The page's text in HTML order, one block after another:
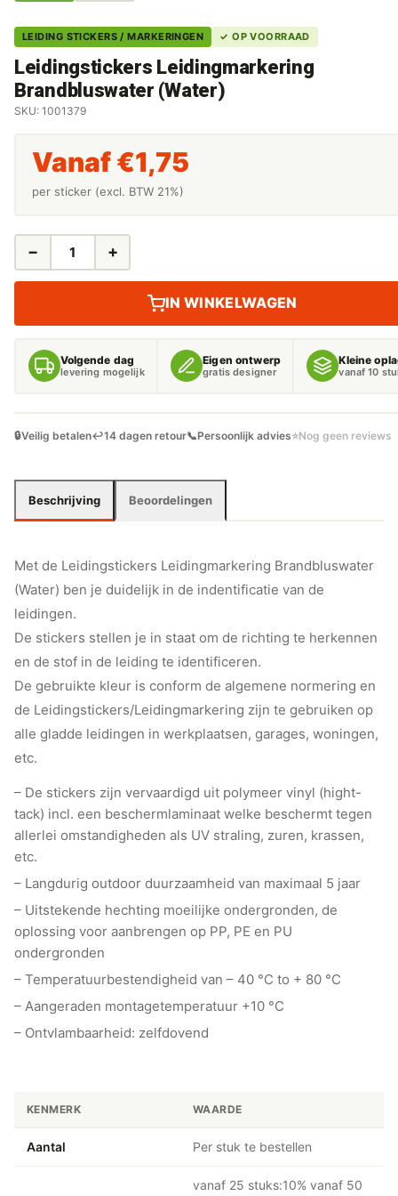
LEIDING STICKERS / MARKERINGEN ✓ OP VOORRAAD
Leidingstickers Leidingmarkering
Brandbluswater (Water)
SKU: 1001379
Vanaf €1,75
per sticker (excl. BTW 21%)
LEIDINGSTICKERS
− +
IN WINKELWAGEN
Volgende dag
levering mogelijk
Eigen ontwerp
gratis designer
Kleine
vanaf 10
🔒Veilig betalen↩️14 dagen retour📞Persoonlijk advies⭐Nog geen reviews
Beschrijving Beoordelingen
Met de Leidingstickers Leidingmarkering Brandbluswater
(Water) ben je duidelijk in de indentificatie van de
leidingen.
De stickers stellen je in staat om de richting te herkennen
en de stof in de leiding te identificeren.
De gebruikte kleur is conform de algemene normering en
de Leidingstickers/Leidingmarkering zijn te gebruiken op
alle gladde leidingen in werkplaatsen, garages, woningen,
etc.
– De stickers zijn vervaardigd uit polymeer vinyl (hight-
tack) incl. een beschermlaminaat welke beschermt tegen
allerlei omstandigheden als UV straling, zuren, krassen,
etc.
– Langdurig outdoor duurzaamheid van maximaal 5 jaar
– Uitstekende hechting moeilijke ondergronden, de
oplossing voor aanbrengen op PP, PE en PU
ondergronden
– Temperatuurbestendigheid van – 40 °C to + 80 °C
– Aangeraden montagetemperatuur +10 °C
– Ontvlambaarheid: zelfdovend
KENMERK WAARDE
Aantal Per stuk te bestellen
vanaf 25 stuks:10% vanaf 50